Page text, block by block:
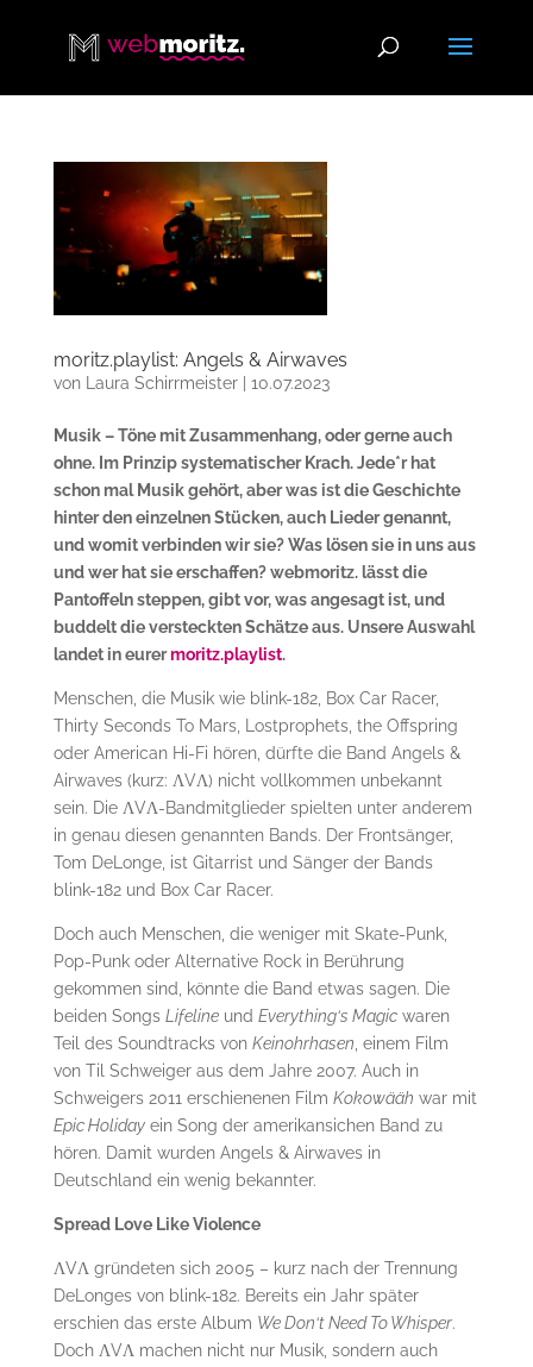
moritz.playlist: Angels & Airwaves
von Laura Schirrmeister| 10.07.2023
Musik – Töne mit Zusammenhang, oder gerne auch
ohne. Im Prinzip systematischer Krach. Jede*r hat
schon mal Musik gehört, aber was ist die Geschichte
hinter den einzelnen Stücken, auch Lieder genannt,
und womit verbinden wir sie? Was lösen sie in uns aus
und wer hat sie erschaffen? webmoritz. lässt die
Pantoffeln steppen, gibt vor, was angesagt ist, und
buddelt die versteckten Schätze aus. Unsere Auswahl
landet in eurermoritz.playlist.
Menschen, die Musik wie blink-182, Box Car Racer,
Thirty Seconds To Mars, Lostprophets, the Offspring
oder American Hi-Fi hören, dürfte die Band Angels &
Airwaves (kurz: ΛVΛ) nicht vollkommen unbekannt
sein. Die ΛVΛ-Bandmitglieder spielten unter anderem
in genau diesen genannten Bands. Der Frontsänger,
Tom DeLonge, ist Gitarrist und Sänger der Bands
blink-182 und Box Car Racer.
Doch auch Menschen, die weniger mit Skate-Punk,
Pop-Punk oder Alternative Rock in Berührung
gekommen sind, könnte die Band etwas sagen. Die
beiden Songs Lifelineund Everything‘s Magicwaren
Teil des Soundtracks von Keinohrhasen, einem Film
von Til Schweiger aus dem Jahre 2007. Auch in
Schweigers 2011 erschienenen Film Kokowääh war mit
Epic Holidayein Song der amerikansichen Band zu
hören. Damit wurden Angels & Airwaves in
Deutschland ein wenig bekannter.
Spread Love Like Violence
ΛVΛ gründeten sich 2005 – kurz nach der Trennung
DeLonges von blink-182. Bereits ein Jahr später
erschien das erste Album We Don‘t Need To Whisper.
Doch ΛVΛ machen nicht nur Musik, sondern auch